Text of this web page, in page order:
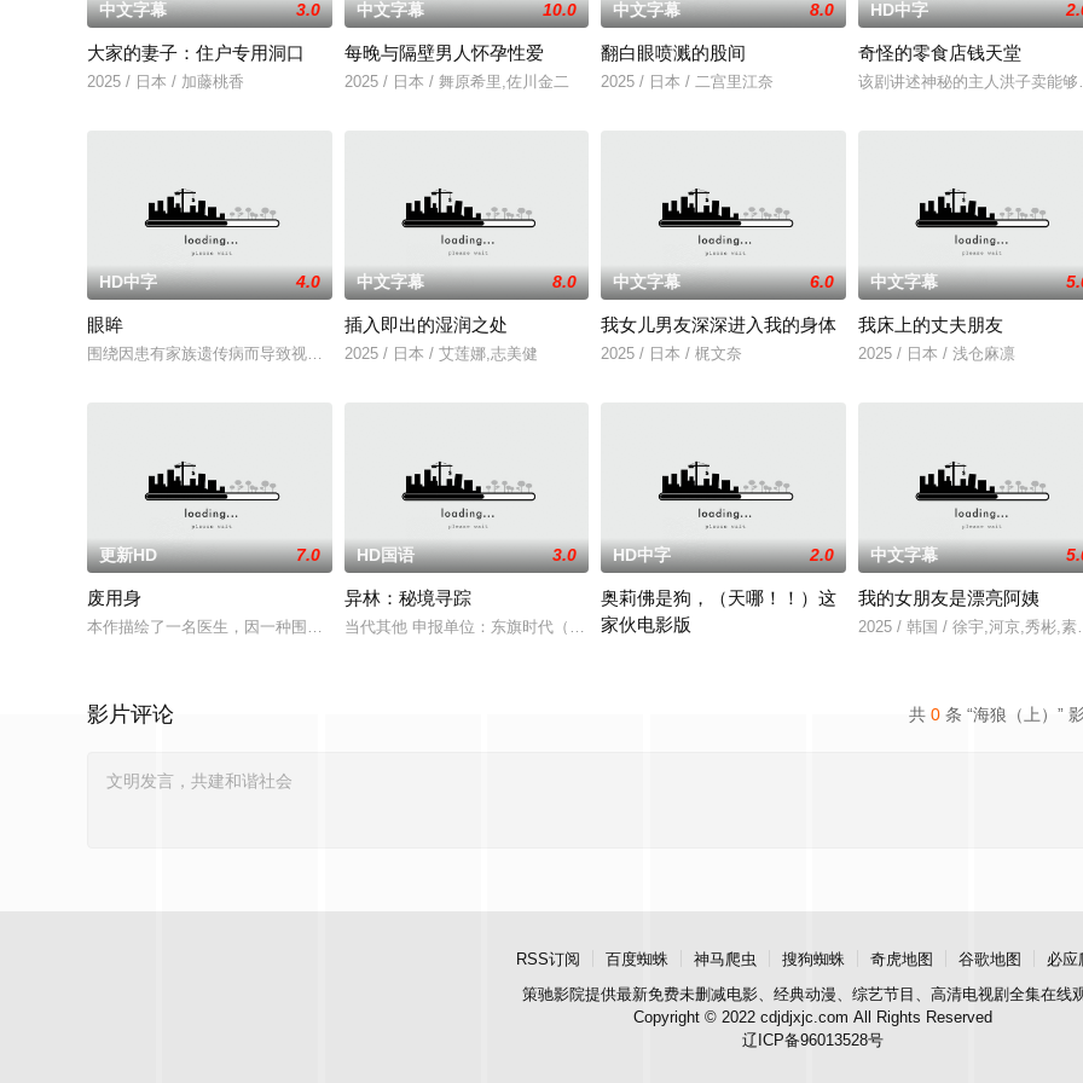
中文字幕 3.0
大家的妻子：住户专用洞口
2025 / 日本 / 加藤桃香
中文字幕 10.0
每晚与隔壁男人怀孕性爱
2025 / 日本 / 舞原希里,佐川金二
中文字幕 8.0
翻白眼喷溅的股间
2025 / 日本 / 二宫里江奈
HD中字
奇怪的零食店钱天堂
该剧讲述神秘的主人洪子卖能够
HD中字 4.0
眼眸
围绕因患有家族遗传病而导致视力逐渐丧失的摄影师瑞真展开。在面对跨越视力障碍、好不容易成为陶艺家却离奇身亡
中文字幕 8.0
插入即出的湿润之处
2025 / 日本 / 艾莲娜,志美健
中文字幕 6.0
我女儿男友深深进入我的身体
2025 / 日本 / 梶文奈
中文字幕
我床上的丈夫朋友
2025 / 日本 / 浅仓麻凛
更新HD 7.0
废用身
本作描绘了一名医生，因一种围绕“废用身”——因瘫痪等原因已无恢复可能的四肢——的治疗方法，而一步步踏入在
HD国语 3.0
异林：秘境寻踪
当代其他 申报单位：东旗时代（北京）影视文化传媒有限公司
HD中字 2.0
奥莉佛是狗，（天哪！！）这
家伙电影版
中文字幕
我的女朋友是漂亮阿姨
2025 / 韩国 / 徐宇,河京,秀彬,素
共 0 条 “海狼（上）”
影片评论
RSS订阅 百度蜘蛛 神马爬虫 搜狗蜘蛛 奇虎地图 谷歌地图
必应
策驰影院提供最新免费未删减电影、经典动漫、综艺节目、高清电视剧全集在线
Copyright © 2022 cdjdjxjc.com All Rights Reserved
辽ICP备96013528号